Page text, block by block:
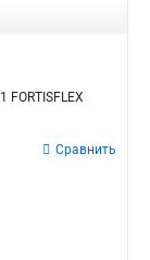
Сравнить